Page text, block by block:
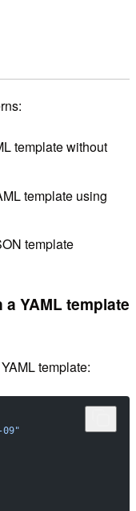
template without
template using
template
YAML template
template:
09"